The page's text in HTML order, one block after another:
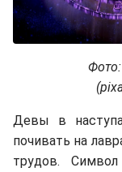
Девы в
почивать на
трудов.